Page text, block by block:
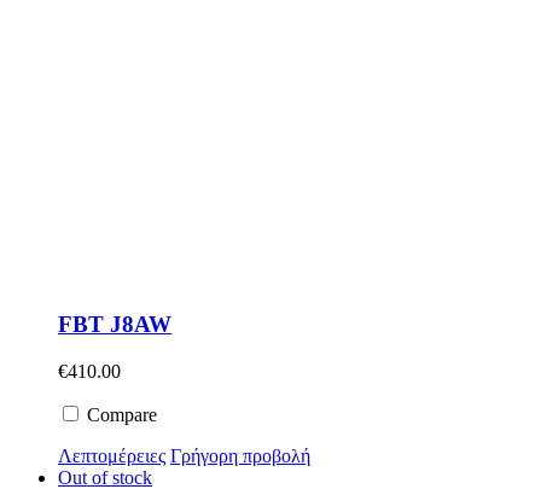
FBT J8AW
€410.00
Compare
Λεπτομέρειες Γρήγορη προβολή
Out of stock